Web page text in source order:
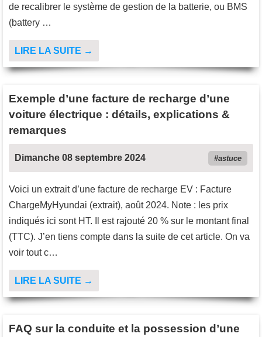
de recalibrer le système de gestion de la batterie, ou BMS
(battery …
LIRE LA SUITE →
Exemple d’une facture de recharge d’une
voiture électrique : détails, explications &
remarques
Dimanche 08 septembre 2024 astuce
Voici un extrait d’une facture de recharge EV : Facture
ChargeMyHyundai (extrait), août 2024. Note : les prix
indiqués ici sont HT. Il est rajouté 20 % sur le montant final
(TTC). J’en tiens compte dans la suite de cet article. On va
voir tout c…
LIRE LA SUITE →
FAQ sur la conduite et la possession d’une